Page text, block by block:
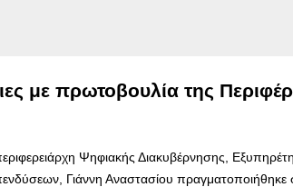
με πρωτοβουλία της
Ψηφιακής Διακυβέρνησης,
Γιάννη Αναστασίου πραγματοποιήθηκε